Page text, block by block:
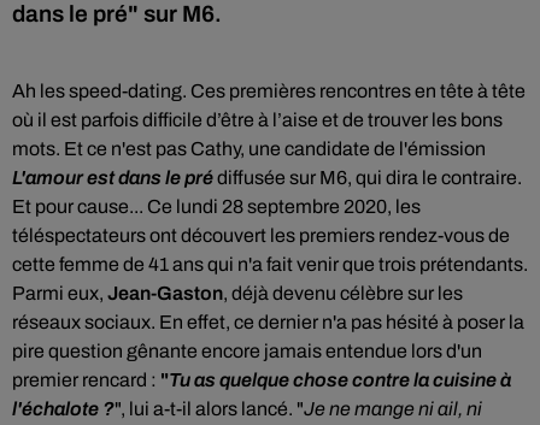
dans le pré" sur M6.
Ah les speed-dating. Ces premières rencontres en tête à tête
où il est parfois difficile d’être à l’aise et de trouver les bons
mots. Et ce n'est pas Cathy, une candidate de l'émission
L'amour est dans le prédiffusée sur M6, qui dira le contraire.
Et pour cause... Ce lundi 28 septembre 2020, les
téléspectateurs ont découvert les premiers rendez-vous de
cette femme de 41 ans qui n'a fait venir que trois prétendants.
Parmi eux, Jean-Gaston, déjà devenu célèbre sur les
réseaux sociaux. En effet, ce dernier n'a pas hésité à poser la
pire question gênante encore jamais entendue lors d'un
premier rencard : "Tu as quelque chose contre la cuisine à
l'échalote ?", lui a-t-il alors lancé. "Je ne mange ni ail, ni